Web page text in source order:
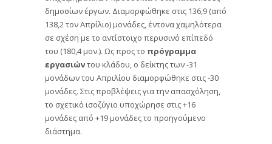
δημοσίων έργων. Διαμορφώθηκε στις 136,9 (από
138,2 τον Απρίλιο) μονάδες, έντονα χαμηλότερα
σε σχέση με το αντίστοιχο περυσινό επίπεδό
του (180,4 μον.). Ως προς το πρόγραμμα
εργασιώντου κλάδου, ο δείκτης των -31
μονάδων του Απριλίου διαμορφώθηκε στις -30
μονάδες. Στις προβλέψεις για την απασχόληση,
το σχετικό ισοζύγιο υποχώρησε στις +16
μονάδες από +19 μονάδες το προηγούμενο
διάστημα.